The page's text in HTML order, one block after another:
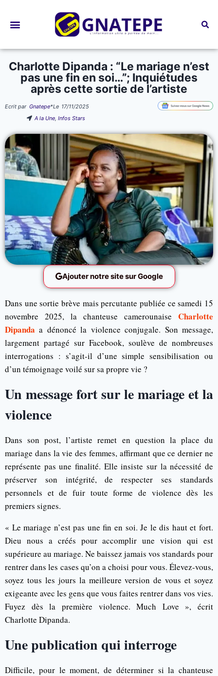
Charlotte Dipanda : “Le mariage n’est
pas une fin en soi…”; Inquiétudes
après cette sortie de l’artiste
Ecrit par Gnatepe*Le 17/11/2025
A la Une,Infos Stars
Ajouter notre site sur Google
Dans une sortie brève mais percutante publiée ce samedi 15
novembre 2025, la chanteuse camerounaise Charlotte
Dipanda a dénoncé la violence conjugale. Son message,
largement partagé sur Facebook, soulève de nombreuses
interrogations : s’agit-il d’une simple sensibilisation ou
d’un témoignage voilé sur sa propre vie ?
Un message fort sur le mariage et la
violence
Dans son post, l’artiste remet en question la place du
mariage dans la vie des femmes, affirmant que ce dernier ne
représente pas une finalité. Elle insiste sur la nécessité de
préserver son intégrité, de respecter ses standards
personnels et de fuir toute forme de violence dès les
premiers signes.
« Le mariage n’est pas une fin en soi. Je le dis haut et fort.
Dieu nous a créés pour accomplir une vision qui est
supérieure au mariage. Ne baissez jamais vos standards pour
rentrer dans les cases qu’on a choisi pour vous. Élevez-vous,
soyez tous les jours la meilleure version de vous et soyez
exigeante avec les gens que vous faites rentrer dans vos vies.
Fuyez dès la première violence. Much Love », écrit
Charlotte Dipanda.
Une publication qui interroge
Difficile, pour le moment, de déterminer si la chanteuse